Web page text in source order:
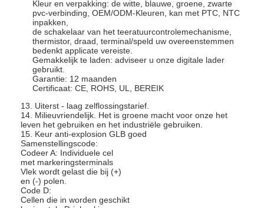
Kleur en verpakking: de witte, blauwe, groene, zwarte
pvc-verbinding, OEM/ODM-Kleuren, kan met PTC, NTC
inpakken,
de schakelaar van het teeratuurcontrolemechanisme,
thermistor, draad, terminal/speld uw overeenstemmen
bedenkt applicate vereiste.
Gemakkelijk te laden: adviseer u onze digitale lader
gebruikt.
Garantie: 12 maanden
Certificaat: CE, ROHS, UL, BEREIK
13. Uiterst - laag zelflossingstarief.
14. Milieuvriendelijk. Het is groene macht voor onze het
leven het gebruiken en het industriële gebruiken.
15. Keur anti-explosion GLB goed
Samenstellingscode:
Codeer A: Individuele cel
met markeringsterminals
Vlek wordt gelast die bij (+)
en (-) polen.
Code D:
Cellen die in worden geschikt